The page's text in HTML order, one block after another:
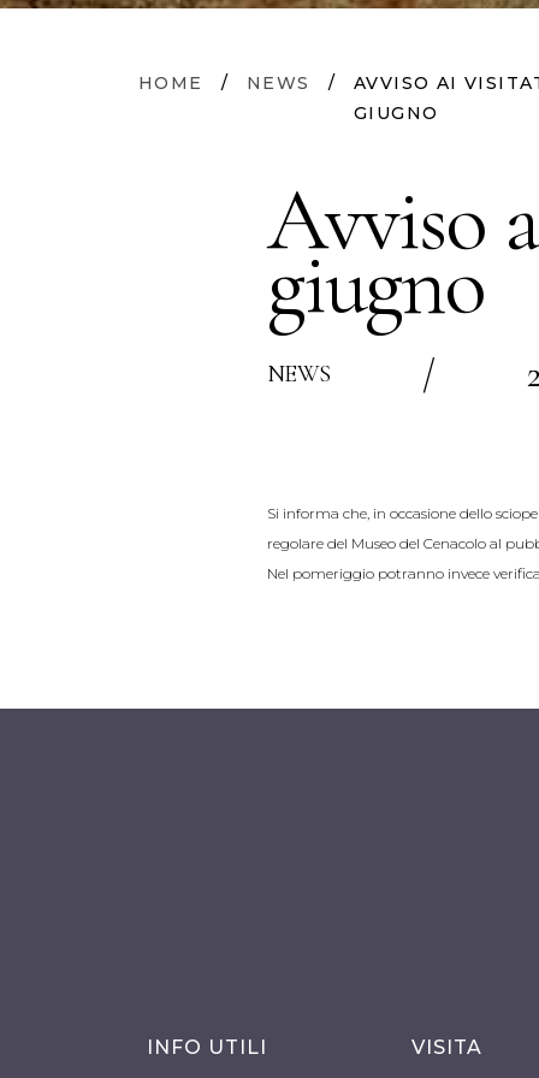
HOME / NEWS /
AVVISO AI
GIUGNO
Avviso
giugno
NEWS /
Si informa che, in occasione dello
regolare del Museo del Cenacolo al
Nel pomeriggio potranno invece
INFO UTILI VISITA